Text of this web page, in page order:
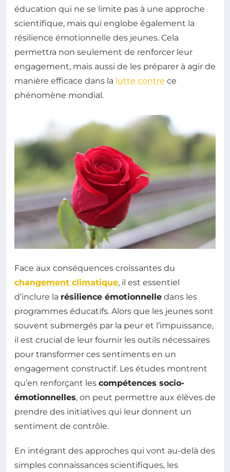
éducation qui ne se limite pas à une approche
scientifique, mais qui englobe également la
résilience émotionnelle des jeunes. Cela
permettra non seulement de renforcer leur
engagement, mais aussi de les préparer à agir de
manière efficace dans la lutte contre ce
phénomène mondial.
Face aux conséquences croissantes du
changement climatique, il est essentiel
d’inclure la résilience émotionnelle dans les
programmes éducatifs. Alors que les jeunes sont
souvent submergés par la peur et l’impuissance,
il est crucial de leur fournir les outils nécessaires
pour transformer ces sentiments en un
engagement constructif. Les études montrent
qu’en renforçant les compétences socio-
émotionnelles, on peut permettre aux élèves de
prendre des initiatives qui leur donnent un
sentiment de contrôle.
En intégrant des approches qui vont au-delà des
simples connaissances scientifiques, les